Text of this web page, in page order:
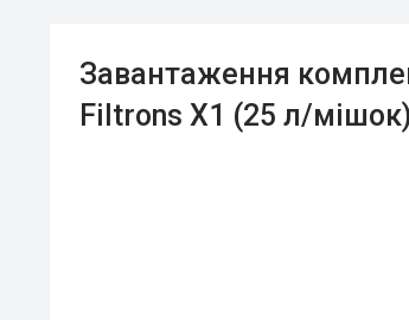
Завантаження
Filtrons X1 (25 л/мішок)